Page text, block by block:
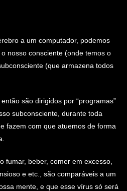
a um computador, podemos
nosso consciente (onde temos o
(que armazena todos
são dirigidos por “programas”
subconsciente, durante toda
fazem com que atuemos de forma
fumar, beber, comer em excesso,
e etc., são comparáveis a um
mente, e que esse vírus só será